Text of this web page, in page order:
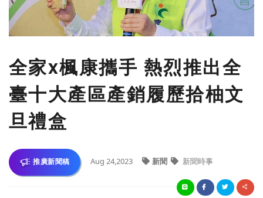
全家x楓康攜手 熱烈推出全
臺十大產區產銷履歷拾柚文
旦禮盒
推廣新聞稿 Aug 24,2023 新聞 新聞時事